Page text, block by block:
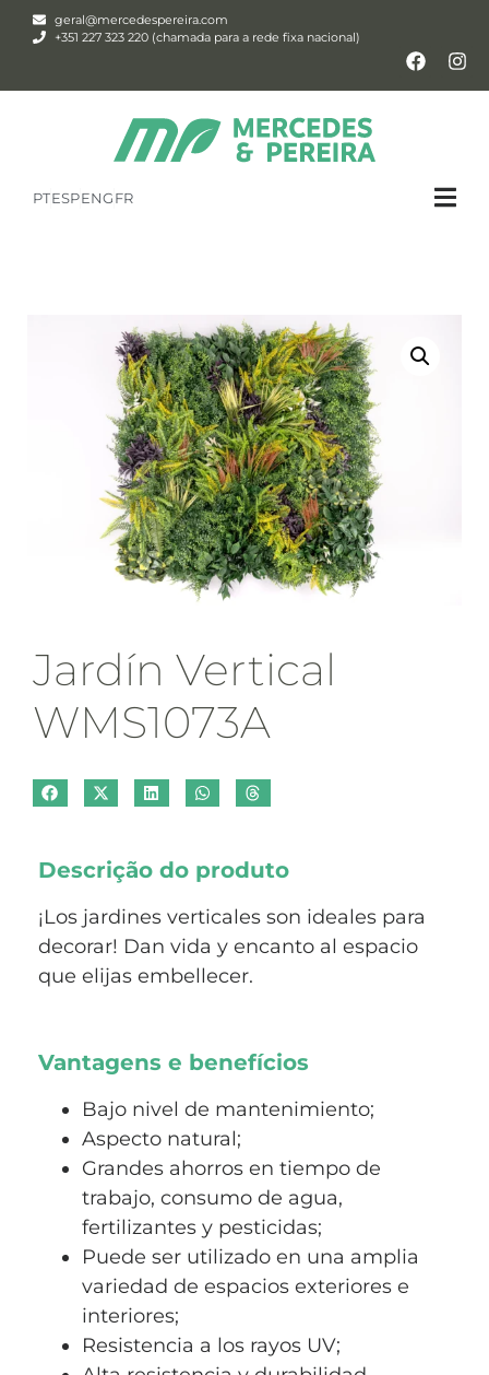
geral@mercedespereira.com
+351 227 323 220 (chamada para a rede fixa nacional)
PTESPENGFR
Jardín Vertical
WMS1073A
Descrição do produto
¡Los jardines verticales son ideales para
decorar! Dan vida y encanto al espacio
que elijas embellecer.
Vantagens e benefícios
Bajo nivel de mantenimiento;
Aspecto natural;
Grandes ahorros en tiempo de
trabajo, consumo de agua,
fertilizantes y pesticidas;
Puede ser utilizado en una amplia
variedad de espacios exteriores e
interiores;
Resistencia a los rayos UV;